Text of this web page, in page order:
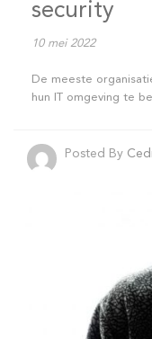
security
10 mei 2022
De meeste
hun IT omgeving te
Posted By